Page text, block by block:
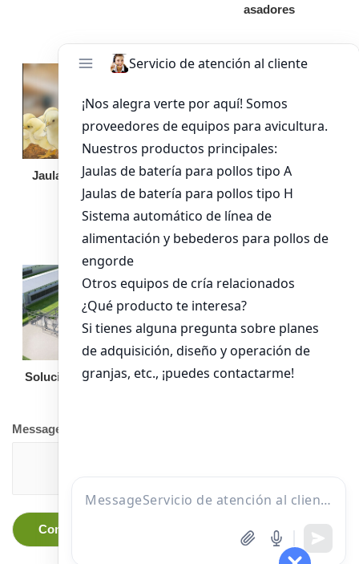
asadores
Jaula de pollo pollita
Bandeja de
alimentación para
pollos de engorde
Solución llave en mano Otro equipo
Message